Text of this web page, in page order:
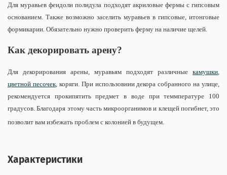
Для муравьев феидоли полидула подходят акриловые фермы с гипсовым
основанием. Также возможно заселить муравьев в гипсовые, итонговые
формикарии. Обязательно нужно проверить ферму на наличие щелей.
Как декорировать арену?
Для декорирования арены, муравьям подходят различные камушки
цветной песочек, коряги. При использовнии декора собранного на улице,
рекомендуется прокипятить предмет в воде при теммпературе 100
градусов. Благодаря этому часть микроорганимов и клещей погибнет, это
позволит вам избежать проблем с колонией в будущем.
Характеристики